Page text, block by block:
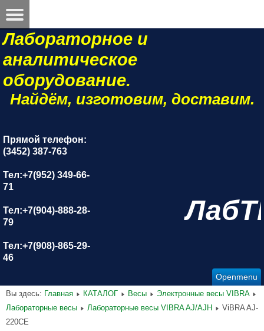
Лабораторное и
аналитическое
оборудование.
Найдём, изготовим, доставим.
Прямой телефон:
(3452) 387-763
Тел:+7(952) 349-66-
71
Тел:+7(904)-888-28-
79
Тел:+7(908)-865-29-
46
Openmenu
Вы здесь: Главная КАТАЛОГ Весы
Электронные весы VIBRA
Лабораторные весы
Лабораторные весы VIBRA AJ/AJH
ViBRA AJ-
220CE